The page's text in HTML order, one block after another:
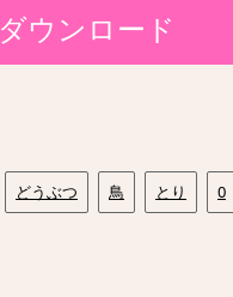
ダウンロード
どうぶつ 鳥 とり 0